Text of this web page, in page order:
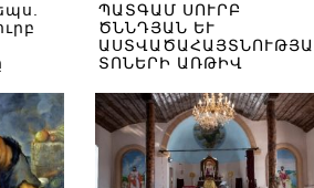
ՊԱՏԳԱՄ ՍՈՒՐԲ
ԾՆՆԴՅԱՆ ԵՒ
ՏՈՆԵՐԻ ԱՌԹԻՎ